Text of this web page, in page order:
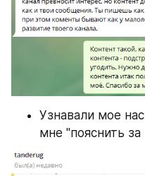
Узнавали мое
мне "пояснить за